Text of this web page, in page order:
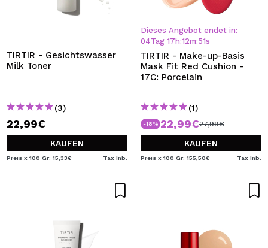
TIRTIR - Gesichtswasser
Milk Toner
(3)
22,99€
KAUFEN
Preis x 100 Gr: 15,33€ Tax Inb.
Dieses Angebot endet in:
04Tag 17 h:12m:51s
TIRTIR - Make-up-Basis
Mask Fit Red Cushion -
17C: Porcelain
(1)
-18% 22,99€27,99€
KAUFEN
Preis x 100 Gr: 155,50€ Tax Inb.